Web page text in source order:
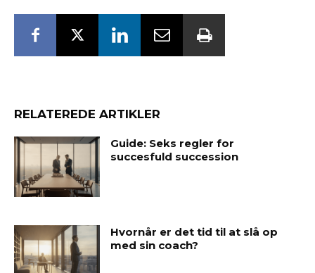
RELATEREDE ARTIKLER
Guide: Seks regler for
succesfuld succession
Hvornår er det tid til at slå op
med sin coach?